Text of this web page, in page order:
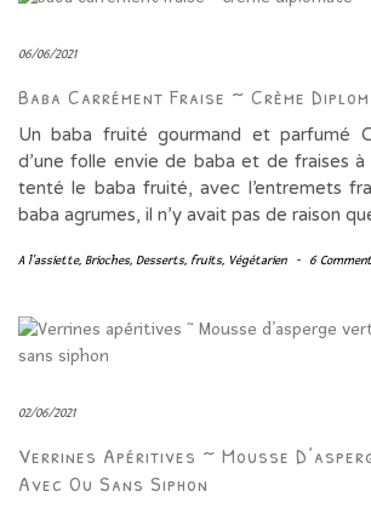
06/06/2021
Baba Carrément Fraise ~ Crème
Un baba fruité gourmand et parfumé
d’une folle envie de baba et de fraises à
tenté le baba fruité, avec l’entremets
baba agrumes, il n’y avait pas de raison
A l'assiette, Brioches, Desserts, fruits, Végétarien - 6
02/06/2021
Verrines Apéritives ~ Mousse
Avec Ou Sans Siphon